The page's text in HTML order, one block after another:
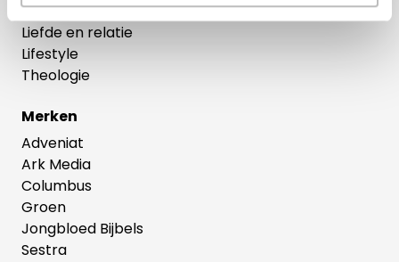
Kinderboeken
Liefde en relatie
Lifestyle
Theologie
Merken
Adveniat
Ark Media
Columbus
Groen
Jongbloed Bijbels
Sestra